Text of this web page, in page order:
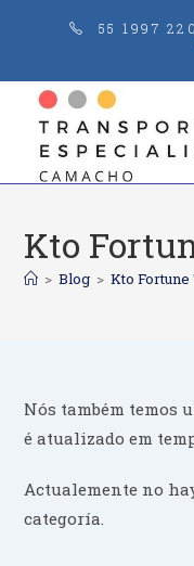
55 1997
Kto
> Blog > Kto Fortune
Nós também temos
é atualizado em
Actualemente no
categoría.